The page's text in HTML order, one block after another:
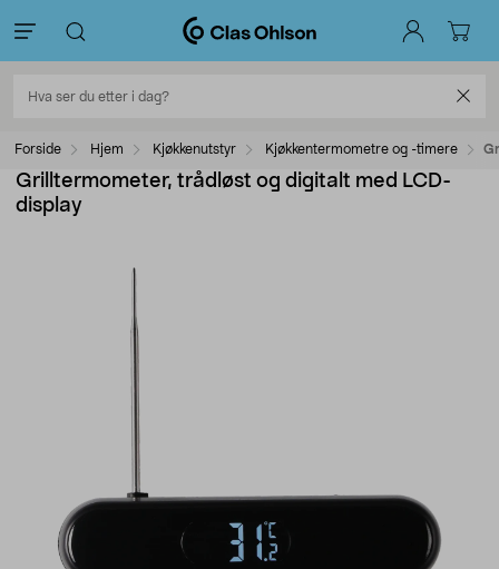
Forside Hjem Kjøkkenutstyr Kjøkkentermometre og -timere
Grilltermometer, trådløst og digitalt med LCD-
display